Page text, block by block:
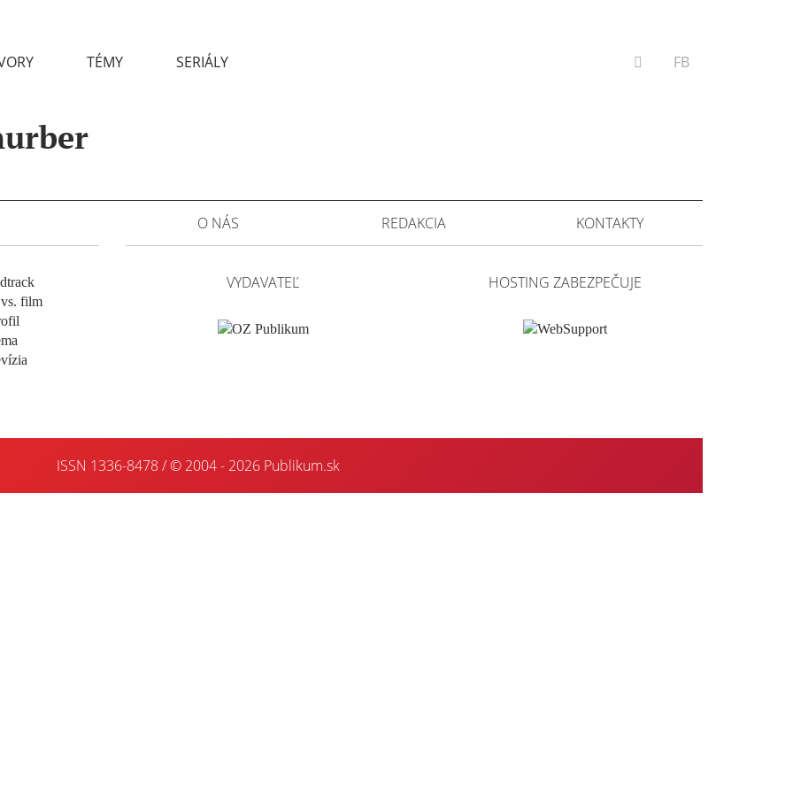
TÉMY SERIÁLY VYHĽADÁVANIE
FB
O NÁS REDAKCIA KONTAKTY
VYDAVATEĽ HOSTING ZABEZPEČUJE
film
ISSN 1336-8478 / © 2004 - 2026 Publikum.sk